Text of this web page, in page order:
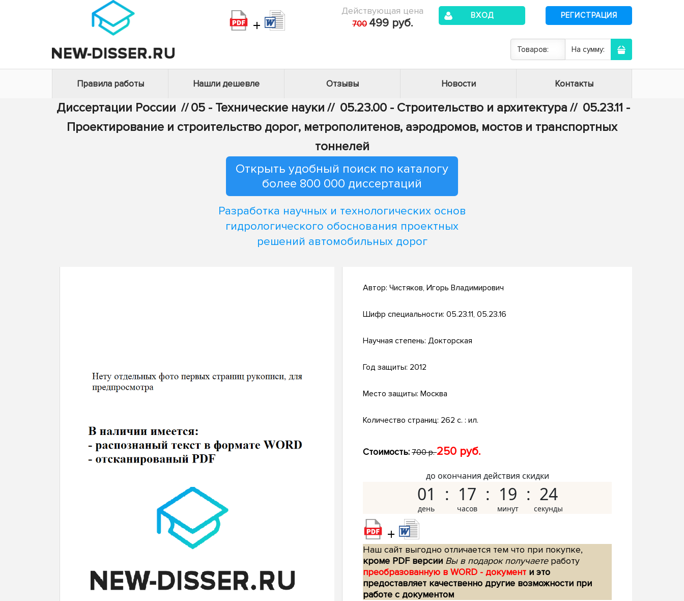
+
Действующая цена
700 499 руб.
ВХОД РЕГИСТРАЦИЯ
Товаров: На сумму:
Правила работы Нашли дешевле Отзывы Новости Контакты
Диссертации России // 05 - Технические науки // 05.23.00 - Строительство и архитектура // 05.23.11 -
Проектирование и строительство дорог, метрополитенов, аэродромов, мостов и транспортных
тоннелей
Открыть удобный поиск по каталогу
более 800 000 диссертаций
Разработка научных и технологических основ
гидрологического обоснования проектных
решений автомобильных дорог
Автор: Чистяков, Игорь Владимирович
Шифр специальности: 05.23.11, 05.23.16
Научная степень: Докторская
Год защиты: 2012
Место защиты: Москва
Количество страниц: 262 с. : ил.
Стоимость: 700 р.250 руб.
до окончания действия скидки
01 17 19 23
+
Наш сайт выгодно отличается тем что при покупке,
кроме PDF версии Вы в подарок получаетеработу
преобразованную в WORD - документ и это
предоставляет качественно другие возможности при
работе с документом